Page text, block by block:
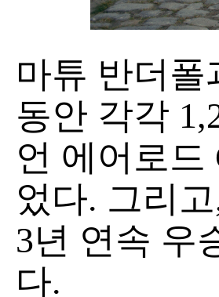
마튜 반더
동안 각각
언 에어로드
었다. 그리
3년 연속 우
다.